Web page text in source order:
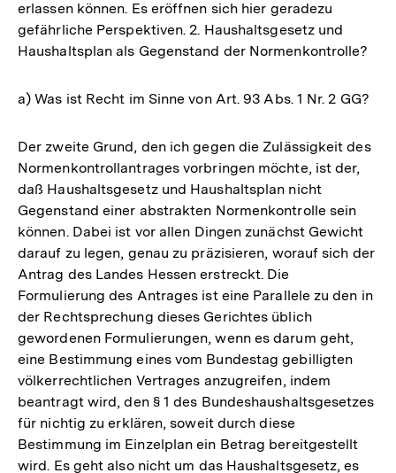
erlassen können. Es eröffnen sich hier geradezu
gefährliche Perspektiven. 2. Haushaltsgesetz und
Haushaltsplan als Gegenstand der Normenkontrolle?
a) Was ist Recht im Sinne von Art. 93 Abs. 1 Nr. 2 GG?
Der zweite Grund, den ich gegen die Zulässigkeit des
Normenkontrollantrages vorbringen möchte, ist der,
daß Haushaltsgesetz und Haushaltsplan nicht
Gegenstand einer abstrakten Normenkontrolle sein
können. Dabei ist vor allen Dingen zunächst Gewicht
darauf zu legen, genau zu präzisieren, worauf sich der
Antrag des Landes Hessen erstreckt. Die
Formulierung des Antrages ist eine Parallele zu den in
der Rechtsprechung dieses Gerichtes üblich
gewordenen Formulierungen, wenn es darum geht,
eine Bestimmung eines vom Bundestag gebilligten
völkerrechtlichen Vertrages anzugreifen, indem
beantragt wird, den § 1 des Bundeshaushaltsgesetzes
für nichtig zu erklären, soweit durch diese
Bestimmung im Einzelplan ein Betrag bereitgestellt
wird. Es geht also nicht um das Haushaltsgesetz, es